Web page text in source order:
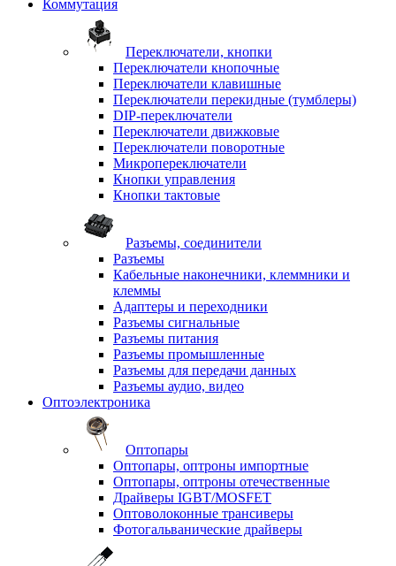
Коммутация
Переключатели, кнопки
Переключатели кнопочные
Переключатели клавишные
Переключатели перекидные (тумблеры)
DIP-переключатели
Переключатели движковые
Переключатели поворотные
Микропереключатели
Кнопки управления
Кнопки тактовые
Разъемы, соединители
Разъемы
Кабельные наконечники, клеммники и
клеммы
Адаптеры и переходники
Разъемы сигнальные
Разъемы питания
Разъемы промышленные
Разъемы для передачи данных
Разъемы аудио, видео
Оптоэлектроника
Оптопары
Оптопары, оптроны импортные
Оптопары, оптроны отечественные
Драйверы IGBT/MOSFET
Оптоволоконные трансиверы
Фотогальванические драйверы